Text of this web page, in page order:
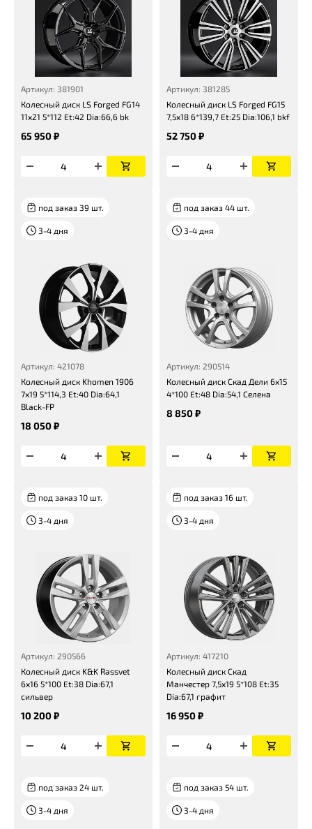
Артикул: 381901
Колесный диск LS Forged FG14
11x21 5*112 Et:42 Dia:66,6 bk
65 950 ₽
Артикул: 381285
Колесный диск LS Forged FG15
7,5x18 6*139,7 Et:25 Dia:106,1 bkf
52 750 ₽
под заказ 39 шт.
3-4 дня
Артикул: 421078
Колесный диск Khomen 1906
7x19 5*114,3 Et:40 Dia:64,1
Black-FP
18 050 ₽
под заказ 44 шт.
3-4 дня
Артикул: 290514
Колесный диск Скад Дели 6x15
4*100 Et:48 Dia:54,1 Селена
8 850 ₽
под заказ 10 шт.
3-4 дня
Артикул: 290566
Колесный диск K&K Rassvet
6x16 5*100 Et:38 Dia:67,1
сильвер
10 200 ₽
под заказ 16 шт.
3-4 дня
Артикул: 417210
Колесный диск Скад
Манчестер 7,5x19 5*108 Et:35
Dia:67,1 графит
16 950 ₽
под заказ 24 шт.
3-4 дня
под заказ 54 шт.
3-4 дня